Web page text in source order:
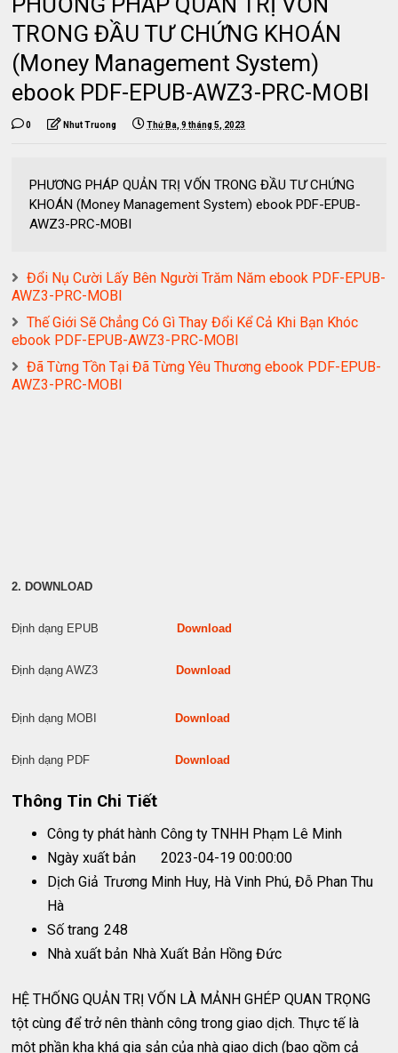
TRONG ĐẦU TƯ CHỨNG KHOÁN
(Money Management System)
ebook PDF-EPUB-AWZ3-PRC-MOBI
0 Nhut Truong Thứ Ba, 9 tháng 5, 2023
PHƯƠNG PHÁP QUẢN TRỊ VỐN TRONG ĐẦU TƯ CHỨNG
KHOÁN (Money Management System) ebook PDF-EPUB-
AWZ3-PRC-MOBI
Đổi Nụ Cười Lấy Bên Người Trăm Năm ebook PDF-EPUB-
AWZ3-PRC-MOBI
Thế Giới Sẽ Chẳng Có Gì Thay Đổi Kể Cả Khi Bạn Khóc
ebook PDF-EPUB-AWZ3-PRC-MOBI
Đã Từng Tồn Tại Đã Từng Yêu Thương ebook PDF-EPUB-
AWZ3-PRC-MOBI
2. DOWNLOAD
Định dạng EPUB Download
Định dạng AWZ3 Download
Định dạng MOBI Download
Định dạng PDF Download
Thông Tin Chi Tiết
Công ty phát hành Công ty TNHH Phạm Lê Minh
Ngày xuất bản
2023-04-19 00:00:00
Dịch Giả Trương Minh Huy, Hà Vinh Phú, Đỗ Phan Thu
Hà
Số trang 248
Nhà xuất bản Nhà Xuất Bản Hồng Đức
HỆ THỐNG QUẢN TRỊ VỐN LÀ MẢNH GHÉP QUAN TRỌNG
tột cùng để trở nên thành công trong giao dịch. Thực tế là
một phần kha khá gia sản của nhà giao dịch (bao gồm cả